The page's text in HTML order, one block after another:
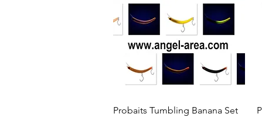
Snel overzicht
Probaits Tumbling Banana Set